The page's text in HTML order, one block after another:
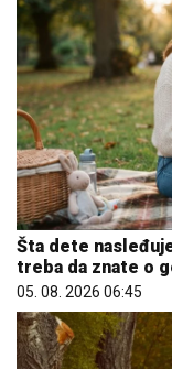
Šta dete
treba da znate o
05. 08. 2026 06:45